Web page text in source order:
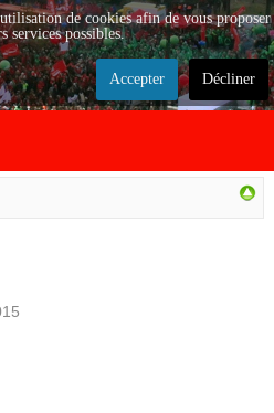
de cookies afin de vous proposer
services possibles.
Accepter Décliner